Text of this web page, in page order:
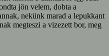
jön velem, dobta a
nekünk marad a lepukkant
megteszi a vizezett bor, meg